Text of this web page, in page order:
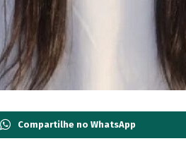
Compartilhe no WhatsApp